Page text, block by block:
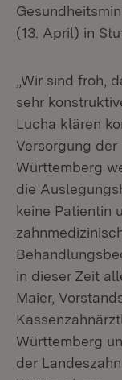
(13. April) in
„Wir sind froh,
sehr
Lucha klären
Versorgung
Württemberg
die
keine Patientin
in dieser Zeit
Maier,
Württemberg
der